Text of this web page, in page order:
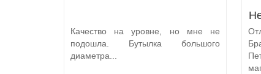
Качество на уровне, но мне не
подошла. Бутылка большого
диаметра...